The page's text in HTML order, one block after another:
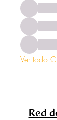
Ver todo
Red